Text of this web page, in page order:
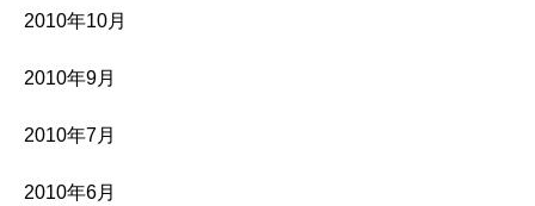
2010年10月
2010年9月
2010年7月
2010年6月